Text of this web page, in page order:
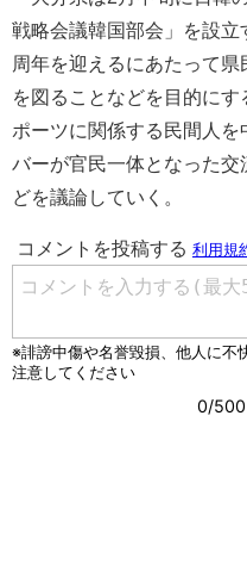
戦略会議韓国部会」を設
周年を迎えるにあたって
を図ることなどを目的に
ポーツに関係する民間人
バーが官民一体となった
どを議論していく。